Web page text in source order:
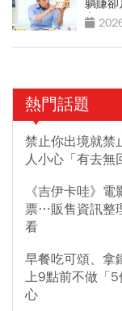
躺賺
穴
熱門話題
禁止你出境就
人小心「有去無
《吉伊卡哇》
票…販售資訊整
看
早餐吃可頌、拿
上9點前不做「
心